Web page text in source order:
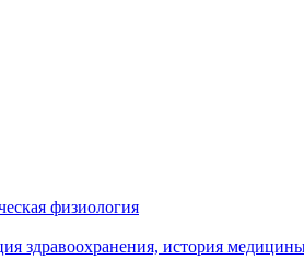
физиология
здравоохранения, история